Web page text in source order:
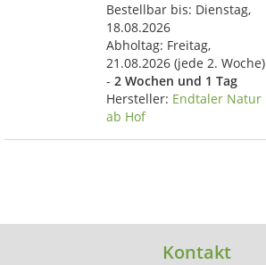
Bestellbar bis: Dienstag,
18.08.2026
Abholtag: Freitag,
21.08.2026(jede 2. Woche)
- 2 Wochen und 1 Tag
Hersteller: Endtaler Natur
ab Hof
Kontakt